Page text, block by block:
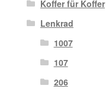
Koffer für Koffer
Lenkrad
1007
107
206